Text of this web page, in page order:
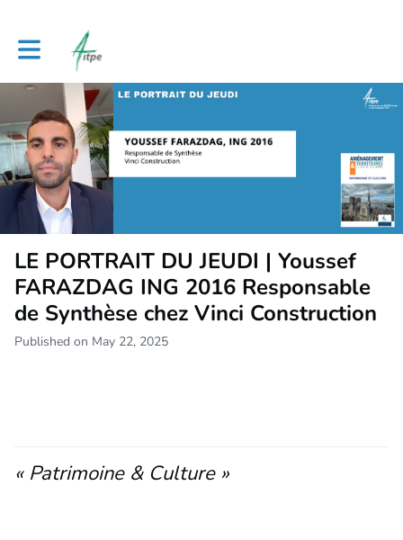
Toggle main navigation
LE PORTRAIT DU JEUDI | Youssef
FARAZDAG ING 2016 Responsable
de Synthèse chez Vinci Construction
Published on May 22, 2025
« Patrimoine & Culture »